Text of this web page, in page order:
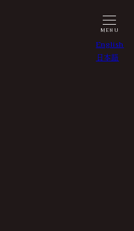
MENU
English
日本語